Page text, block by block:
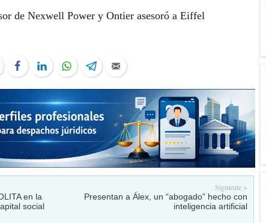
de Nexwell Power y Ontier asesoró a Eiffel
TwitterFacebookLinkedInWhatsAppTelegramEmail
en la
social
Siguiente >
Presentan a Álex, un “abogado” hecho con
inteligencia artificial